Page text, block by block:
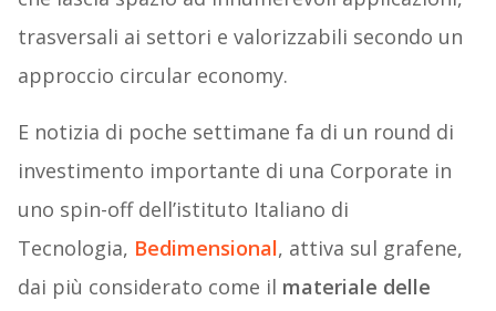
trasversali ai settori e valorizzabili secondo un
approccio circular economy.
E notizia di poche settimane fa di un round di
investimento importante di una Corporate in
uno spin-off dell’istituto Italiano di
Tecnologia, Bedimensional, attiva sul grafene,
dai più considerato come il materiale delle